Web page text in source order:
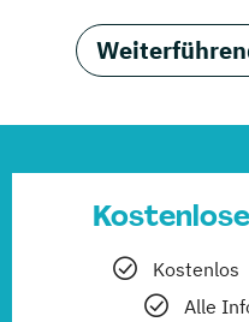
Kostenlos
Alle